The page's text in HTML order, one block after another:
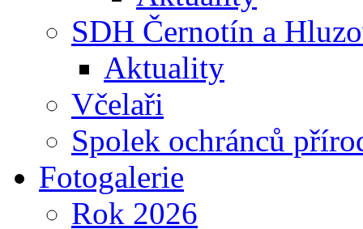
SDH Černotín a
Aktuality
Včelaři
Spolek ochránců
Fotogalerie
Rok 2026